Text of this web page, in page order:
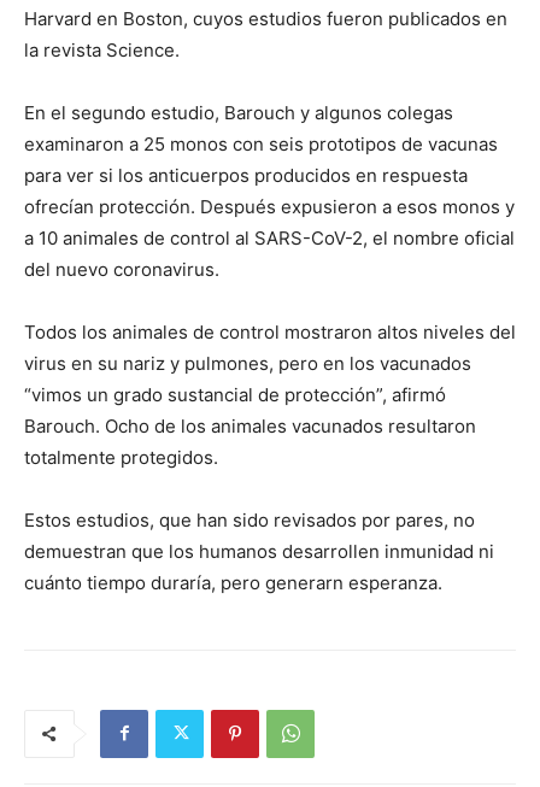
Harvard en Boston, cuyos estudios fueron publicados en
la revista Science.
En el segundo estudio, Barouch y algunos colegas
examinaron a 25 monos con seis prototipos de vacunas
para ver si los anticuerpos producidos en respuesta
ofrecían protección. Después expusieron a esos monos y
a 10 animales de control al SARS-CoV-2, el nombre oficial
del nuevo coronavirus.
Todos los animales de control mostraron altos niveles del
virus en su nariz y pulmones, pero en los vacunados
“vimos un grado sustancial de protección”, afirmó
Barouch. Ocho de los animales vacunados resultaron
totalmente protegidos.
Estos estudios, que han sido revisados por pares, no
demuestran que los humanos desarrollen inmunidad ni
cuánto tiempo duraría, pero generarn esperanza.